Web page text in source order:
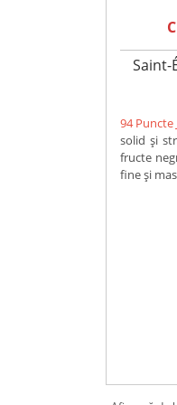
Saint-
94 Puncte
solid și
fructe
fine și